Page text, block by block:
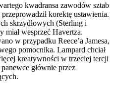
kwadransa zawodów sztab
korektę ustawienia.
skrzydłowych (Sterling i
miał wesprzeć Havertza.
w przypadku Reece’a Jamesa,
pomocnika. Lampard chciał
kreatywności w trzeciej tercji
głównie przez